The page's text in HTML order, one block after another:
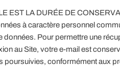
EST LA DURÉE DE
à caractère personnel
données. Pour permettre une
au Site, votre e-mail est
poursuivies, conformément aux